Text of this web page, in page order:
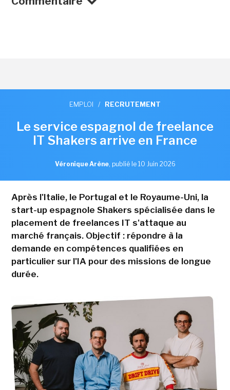
EMPLOI / RECRUTEMENT
Le service espagnol de freelance
IT Shakers arrive en France
Véronique Arène, publié le 10 Juin 2026
Après l'Italie, le Portugal et le Royaume-Uni, la
start-up espagnole Shakers spécialisée dans le
placement de freelances IT s'attaque au
marché français. Objectif : répondre à la
demande en compétences qualifiées en
particulier sur l'IA pour des missions de longue
durée.